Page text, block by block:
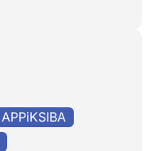
APPiKSIBA